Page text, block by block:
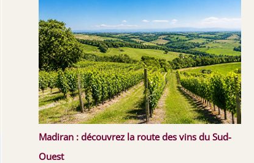
Madiran : découvrez la route des vins du Sud-
Ouest